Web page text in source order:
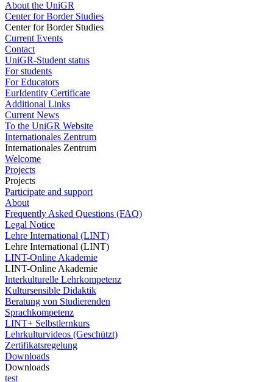
About the UniGR
Center for Border Studies
Center for Border Studies
Current Events
Contact
UniGR-Student status
For students
For Educators
EurIdentity Certificate
Additional Links
Current News
To the UniGR Website
Internationales Zentrum
Internationales Zentrum
Welcome
Projects
Projects
Participate and support
About
Frequently Asked Questions (FAQ)
Legal Notice
Lehre International (LINT)
Lehre International (LINT)
LINT-Online Akademie
LINT-Online Akademie
Interkulturelle Lehrkompetenz
Kultursensible Didaktik
Beratung von Studierenden
Sprachkompetenz
LINT+ Selbstlernkurs
Lehrkulturvideos (Geschützt)
Zertifikatsregelung
Downloads
Downloads
test